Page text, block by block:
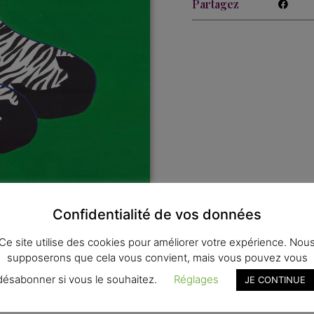
Partagez
complémentaires
Confidentialité de vos données
site utilise des cookies pour améliorer votre expérience.
supposerons que cela vous convient, mais vous pouvez vous
si vous le souhaitez.
Réglages JE CONTINUE